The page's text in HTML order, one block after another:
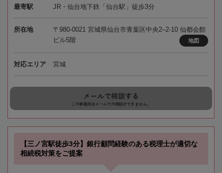
最寄駅 JR・仙台地下鉄「仙台駅」徒歩3分
所在地
〒980-0021 宮城県仙台市青葉区中央2–2-10 仙都会館
ビル5階
地図
対応エリア 宮城
メールで相談する
この事務所はメールでの相談ができません。
【三ノ宮駅徒歩3分】銀行顧問経験のある税理士が適切な
相続税対策をご提案